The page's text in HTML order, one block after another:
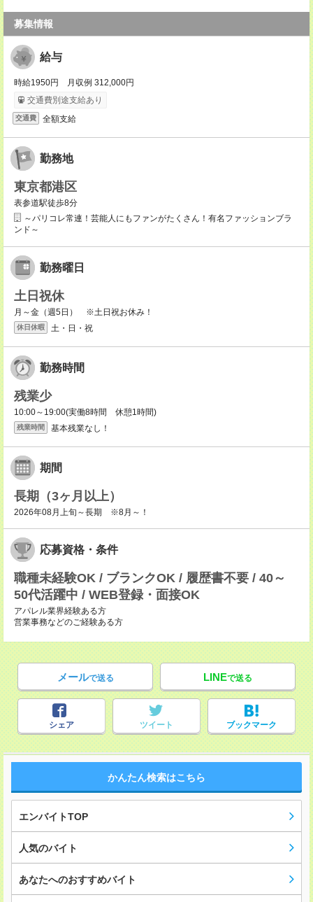
募集情報
給与
時給1950円 月収例 312,000円
交通費別途支給あり
交通費 全額支給
勤務地
東京都港区
表参道駅徒歩8分
～パリコレ常連！芸能人にもファンがたくさん！有名ファッションブラ
ンド～
勤務曜日
土日祝休
月～金（週5日） ※土日祝お休み！
休日休暇 土・日・祝
勤務時間
残業少
10:00～19:00(実働8時間 休憩1時間)
残業時間 基本残業なし！
期間
長期（3ヶ月以上）
2026年08月上旬～長期 ※8月～！
応募資格・条件
職種未経験OK / ブランクOK / 履歴書不要 / 40～
50代活躍中 / WEB登録・面接OK
アパレル業界経験ある方
営業事務などのご経験ある方
メールで送る LINEで送る
シェア ツイート ブックマーク
かんたん検索はこちら
エンバイトTOP
人気のバイト
あなたへのおすすめバイト